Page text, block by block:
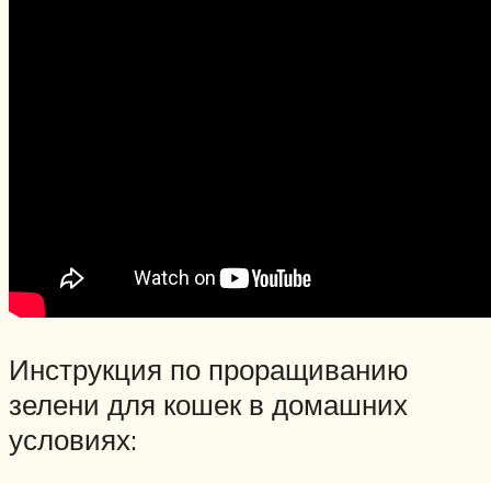
Инструкция по проращиванию
зелени для кошек в домашних
условиях: